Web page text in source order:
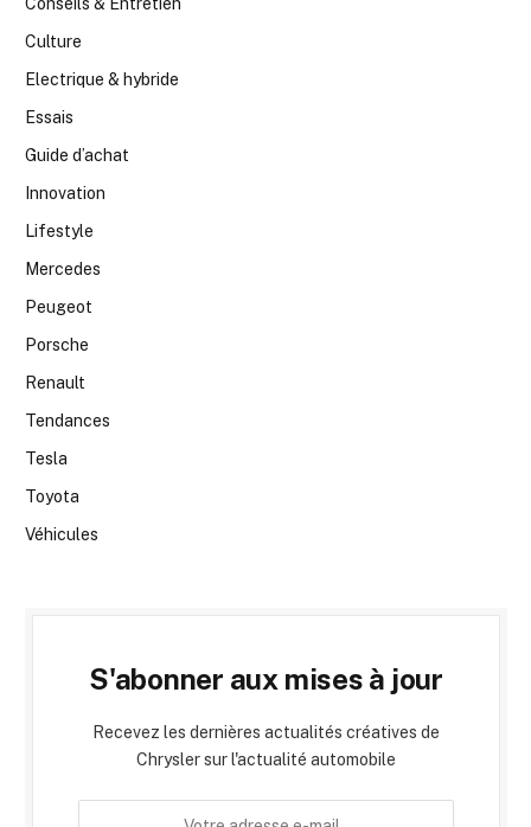
Culture
Electrique & hybride
Essais
Guide d’achat
Innovation
Lifestyle
Mercedes
Peugeot
Porsche
Renault
Tendances
Tesla
Toyota
Véhicules
S'abonner aux mises à jour
Recevez les dernières actualités créatives de
Chrysler sur l'actualité automobile